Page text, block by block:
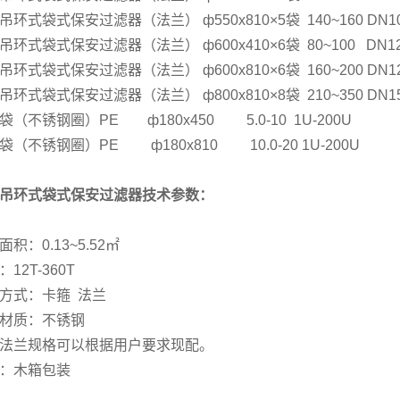
环式袋式保安过滤器（法兰） ф550x810×5袋 140~160
环式袋式保安过滤器（法兰） ф600x410×6袋 80~100
环式袋式保安过滤器（法兰） ф600x810×6袋 160~200
环式袋式保安过滤器（法兰） ф800x810×8袋 210~350
袋（不锈钢圈）PE ф180x450 5.0-10 1U-200U
袋（不锈钢圈）PE ф180x810 10.0-20 1U-200U
环式袋式保安过滤器技术参数：
积：0.13~5.52㎡
12T-360T
式：卡箍 法兰
质：不锈钢
兰规格可以根据用户要求现配。
木箱包装